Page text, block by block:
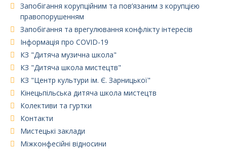
Запобігання корупційним та пов’язаним з корупцією
правопорушенням
Запобігання та врегулювання конфлікту інтересів
Інформація про COVID-19
КЗ "Дитяча музична школа"
КЗ "Дитяча школа мистецтв"
КЗ "Центр культури ім. Є. Зарницької"
Кінецьпільська дитяча школа мистецтв
Колективи та гуртки
Контакти
Мистецькі заклади
Міжконфесійні відносини